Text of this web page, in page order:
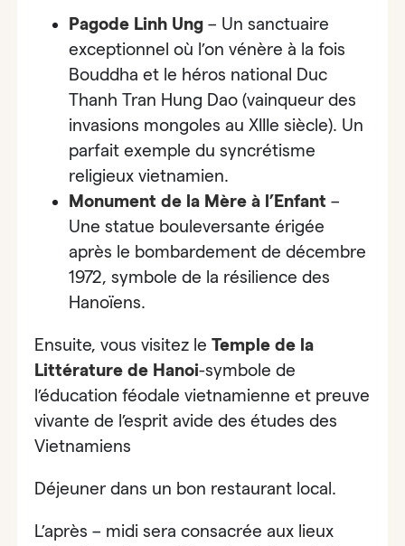
Pagode Linh Ung – Un sanctuaire
exceptionnel où l’on vénère à la fois
Bouddha et le héros national
Duc
Thanh Tran Hung Dao(vainqueur des
invasions mongoles au XIIIe siècle). Un
parfait exemple du syncrétisme
religieux vietnamien.
Monument de la Mère à l’Enfant–
Une statue bouleversante érigée
après le bombardement de décembre
1972, symbole de la résilience des
Hanoïens.
Ensuite, vous visitez leTemple de la
Littérature de Hanoi-symbole de
l’éducation féodale vietnamienne et preuve
vivante de l’esprit avide des études des
Vietnamiens
Déjeuner dans un bon restaurant local.
L’après – midi sera consacrée aux lieux